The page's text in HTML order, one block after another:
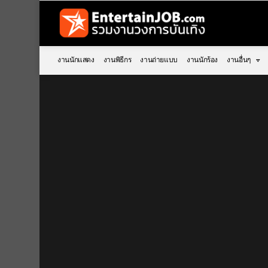
งานนักแสดง งานพิธีกร งานถ่ายแบบ งานนักร้อง งานอื่นๆ